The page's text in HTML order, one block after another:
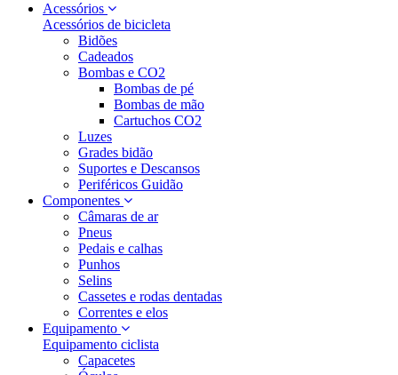
Acessórios
Acessórios de bicicleta
Bidões
Cadeados
Bombas e CO2
Bombas de pé
Bombas de mão
Cartuchos CO2
Luzes
Grades bidão
Suportes e Descansos
Periféricos Guidão
Componentes
Câmaras de ar
Pneus
Pedais e calhas
Punhos
Selins
Cassetes e rodas dentadas
Correntes e elos
Equipamento
Equipamento ciclista
Capacetes